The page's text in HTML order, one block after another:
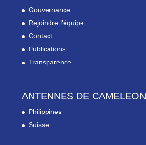
Gouvernance
Rejoindre l’équipe
Contact
Publications
Transparence
ANTENNES DE CAMELEON
Philippines
Suisse